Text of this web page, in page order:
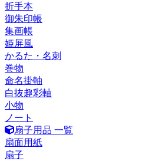
折手本
御朱印帳
集画帳
姫屏風
かるた・名刺
巻物
命名掛軸
白抜趣彩軸
小物
ノート
扇子用品 一覧
扇面用紙
扇子